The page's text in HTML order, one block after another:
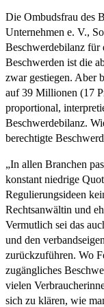
Die Ombudsfrau des
Unternehmen e. V.,
Beschwerdebilanz für
Beschwerden ist die
zwar gestiegen. Aber
auf 39 Millionen (17
proportional,
Beschwerdebilanz.
berechtigte
„In allen Branchen
konstant niedrige
Regulierungsideen
Rechtsanwältin und
Vermutlich sei das
und den
zurückzuführen. Wo
zugängliches
vielen
sich zu klären, wie